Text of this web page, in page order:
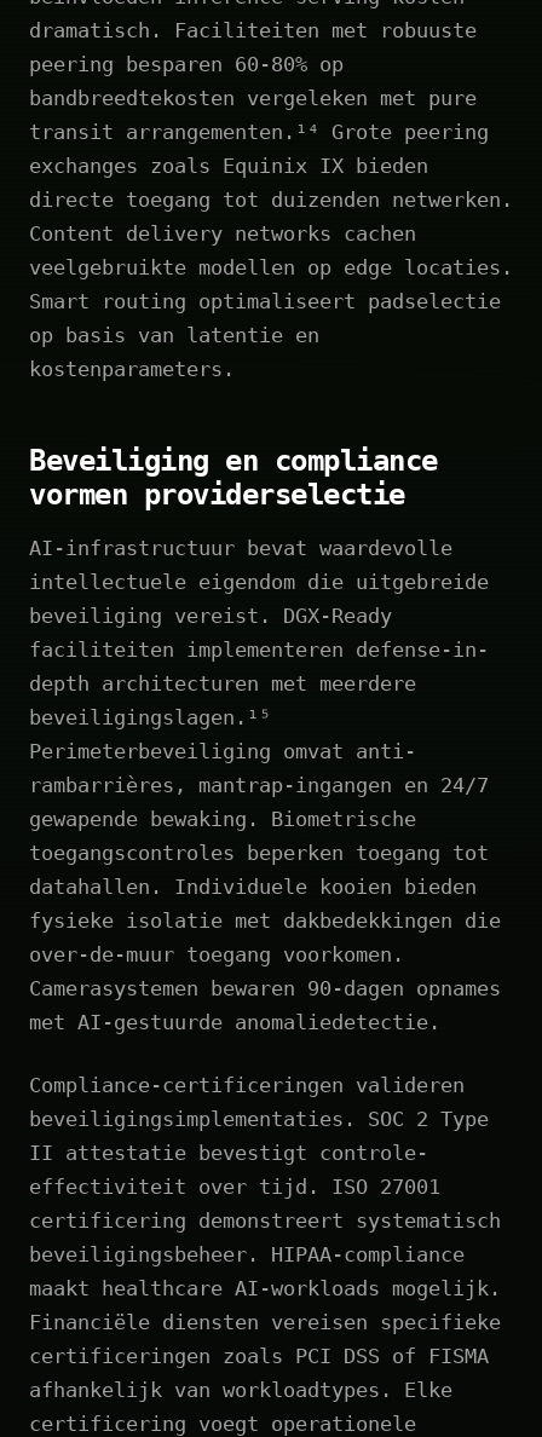
dramatisch. Faciliteiten met robuuste
peering besparen 60-80% op
bandbreedtekosten vergeleken met pure
transit arrangementen.¹⁴ Grote peering
exchanges zoals Equinix IX bieden
directe toegang tot duizenden netwerken.
Content delivery networks cachen
veelgebruikte modellen op edge locaties.
Smart routing optimaliseert padselectie
op basis van latentie en
kostenparameters.
Beveiliging en compliance
vormen providerselectie
AI-infrastructuur bevat waardevolle
intellectuele eigendom die uitgebreide
beveiliging vereist. DGX-Ready
faciliteiten implementeren defense-in-
depth architecturen met meerdere
beveiligingslagen.¹⁵
Perimeterbeveiliging omvat anti-
rambarrières, mantrap-ingangen en 24/7
gewapende bewaking. Biometrische
toegangscontroles beperken toegang tot
datahallen. Individuele kooien bieden
fysieke isolatie met dakbedekkingen die
over-de-muur toegang voorkomen.
Camerasystemen bewaren 90-dagen opnames
met AI-gestuurde anomaliedetectie.
Compliance-certificeringen valideren
beveiligingsimplementaties. SOC 2 Type
II attestatie bevestigt controle-
effectiviteit over tijd. ISO 27001
certificering demonstreert systematisch
beveiligingsbeheer. HIPAA-compliance
maakt healthcare AI-workloads mogelijk.
Financiële diensten vereisen specifieke
certificeringen zoals PCI DSS of FISMA
afhankelijk van workloadtypes. Elke
certificering voegt operationele